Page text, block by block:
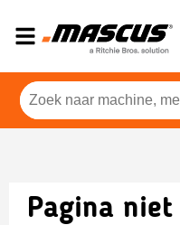
Pagina niet